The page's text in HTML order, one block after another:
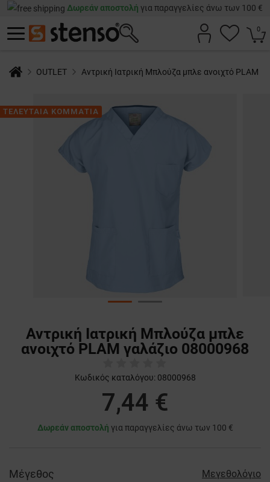
Δωρεάν αποστολή για παραγγελίες άνω των 100 €
0
OUTLET Αντρική Ιατρική Μπλούζα μπλε ανοιχτό PLAM
ΤΕΛΕΥΤΑΙΑ ΚΟΜΜΑΤΙΑ
Αντρική Ιατρική Μπλούζα μπλε
ανοιχτό PLAM γαλάζιο 08000968
Κωδικός καταλόγου: 08000968
7,44 €
Δωρεάν αποστολή για παραγγελίες άνω των 100 €
Μέγεθος Μεγεθολόγιο